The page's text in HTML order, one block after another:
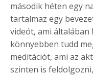
második héten egy
tartalmaz egy
videót, ami
könnyebben tudd
meditációt, ami az
szinten is